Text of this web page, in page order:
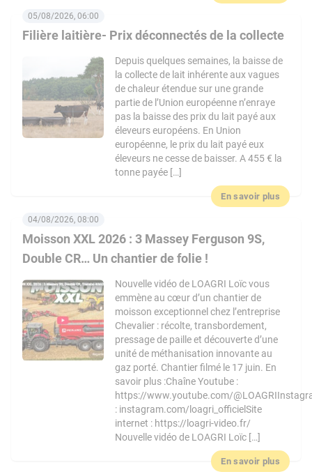
Filière laitière- Prix déconnectés de la collecte
05/08/2026, 06:00
Depuis quelques semaines, la baisse de
la collecte de lait inhérente aux vagues
de chaleur étendue sur une grande
partie de l’Union européenne n’enraye
pas la baisse des prix du lait payé aux
éleveurs européens. En Union
européenne, le prix du lait payé eux
éleveurs ne cesse de baisser. A 455 € la
tonne payée […]
En savoir plus
Moisson XXL 2026 : 3 Massey Ferguson 9S,
Double CR… Un chantier de folie !
04/08/2026, 08:00
Nouvelle vidéo de LOAGRI Loïc vous
emmène au cœur d’un chantier de
moisson exceptionnel chez l’entreprise
Chevalier : récolte, transbordement,
pressage de paille et découverte d’une
unité de méthanisation innovante au
gaz porté. Chantier filmé le 17 juin. En
savoir plus :Chaîne Youtube :
https://www.youtube.com/
: instagram.com/loagri_officielSite
internet : https://loagri-video.fr/
Nouvelle vidéo de LOAGRI Loïc […]
En savoir plus